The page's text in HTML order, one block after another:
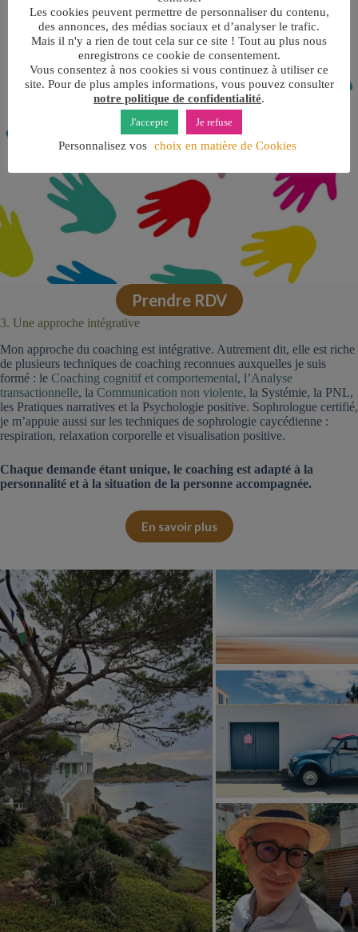
Prendre RDV
3. Une approche intégrative
Mon approche du coaching est intégrative. Autrement dit, elle est riche
de plusieurs techniques de coaching reconnues auxquelles je suis
formé : le Coaching cognitif et comportemental, l’Analyse
transactionnelle, la Communication non violente, la Systémie, la PNL,
les Pratiques narratives et la Psychologie positive. Sophrologue certifié,
je m’appuie aussi sur les techniques de sophrologie caycédienne :
respiration, relaxation corporelle et visualisation positive.
Chaque demande étant unique, le coaching est adapté à la
personnalité et à la situation de la personne accompagnée.
En savoir plus
Les cookies peuvent permettre de personnaliser du contenu,
des annonces, des médias sociaux et d’analyser le trafic.
Mais il n'y a rien de tout cela sur ce site ! Tout au plus nous
enregistrons ce cookie de consentement.
Vous consentez à nos cookies si vous continuez à utiliser ce
site. Pour de plus amples informations, vous pouvez consulter
notre politique de confidentialité.
J'accepte Je refuse
Personnalisez vos choix en matière de Cookies